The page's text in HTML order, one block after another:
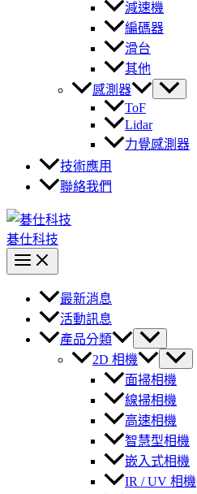
減速機
編碼器
滑台
其他
感測器
ToF
Lidar
力覺感測器
技術應用
聯絡我們
碁仕科技
最新消息
活動訊息
產品分類
2D 相機
面掃相機
線掃相機
高速相機
智慧型相機
嵌入式相機
IR / UV 相機